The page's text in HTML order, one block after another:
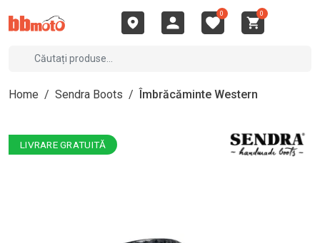
0 0
Home / Sendra Boots / Îmbrăcăminte Western
LIVRARE GRATUITĂ